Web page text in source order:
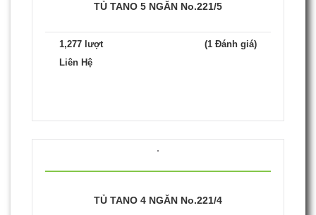
TỦ TANO 5 NGĂN No.221/5
1,277 lượt
(1 Đánh giá)
Liên Hệ
TỦ TANO 4 NGĂN No.221/4